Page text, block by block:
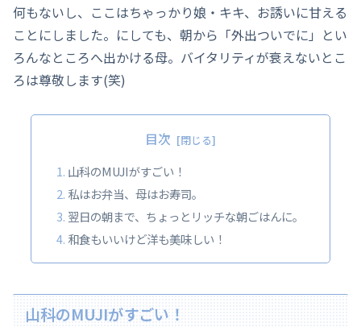
何もないし、ここはちゃっかり娘・キキ、お誘いに甘える
ことにしました。にしても、朝から「外出ついでに」とい
ろんなところへ出かける母。バイタリティが衰えないとこ
ろは尊敬します(笑)
目次
山科のMUJIがすごい！
私はお弁当、母はお寿司。
翌日の朝まで、ちょっとリッチな朝ごはんに。
和食もいいけど洋も美味しい！
山科のMUJIがすごい！